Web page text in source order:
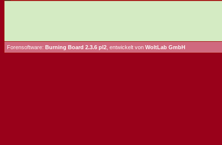
Forensoftware: Burning Board 2.3.6 pl2 , entwickelt von WoltLab GmbH